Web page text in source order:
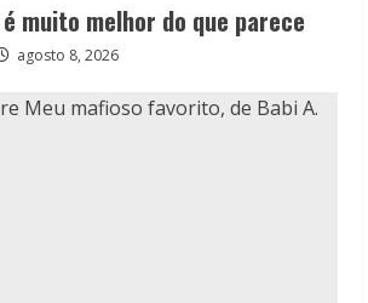
muito melhor do que parece
agosto 8, 2026